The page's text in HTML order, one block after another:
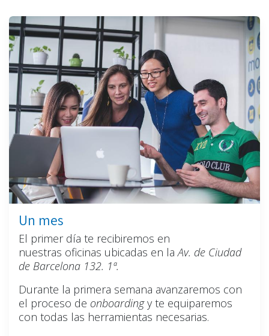
Un mes
El primer día te recibiremos en
nuestras oficinas ubicadas en laAv. de Ciudad
de Barcelona 132. 1ª.
Durante la primera semana avanzaremos con
el proceso de onboardingy te equiparemos
con todas las herramientas necesarias.